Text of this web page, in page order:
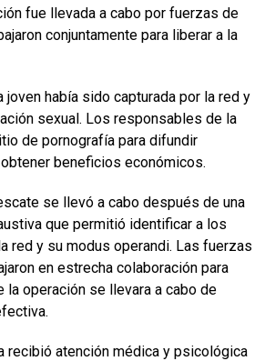
fue llevada a cabo por fuerzas de
conjuntamente para liberar a la
joven había sido capturada por la red y
sexual. Los responsables de la
de pornografía para difundir
beneficios económicos.
se llevó a cabo después de una
que permitió identificar a los
red y su modus operandi. Las fuerzas
en estrecha colaboración para
la operación se llevara a cabo de
recibió atención médica y psicológica